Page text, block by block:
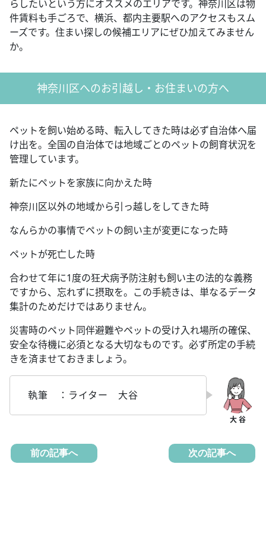
らしたいという方にオススメのエリアです。神奈川区は物
件賃料も手ごろで、横浜、都内主要駅へのアクセスもスム
ーズです。住まい探しの候補エリアにぜひ加えてみません
か。
神奈川区へのお引越し・お住まいの方へ
ペットを飼い始める時、転入してきた時は必ず自治体へ届
け出を。全国の自治体では地域ごとのペットの飼育状況を
管理しています。
新たにペットを家族に向かえた時
神奈川区以外の地域から引っ越しをしてきた時
なんらかの事情でペットの飼い主が変更になった時
ペットが死亡した時
合わせて年に1度の狂犬病予防注射も飼い主の法的な義務
ですから、忘れずに摂取を。この手続きは、単なるデータ
集計のためだけではありません。
災害時のペット同伴避難やペットの受け入れ場所の確保、
安全な待機に必須となる大切なものです。必ず所定の手続
きを済ませておきましょう。
執筆 ：ライター 大谷
前の記事へ 次の記事へ